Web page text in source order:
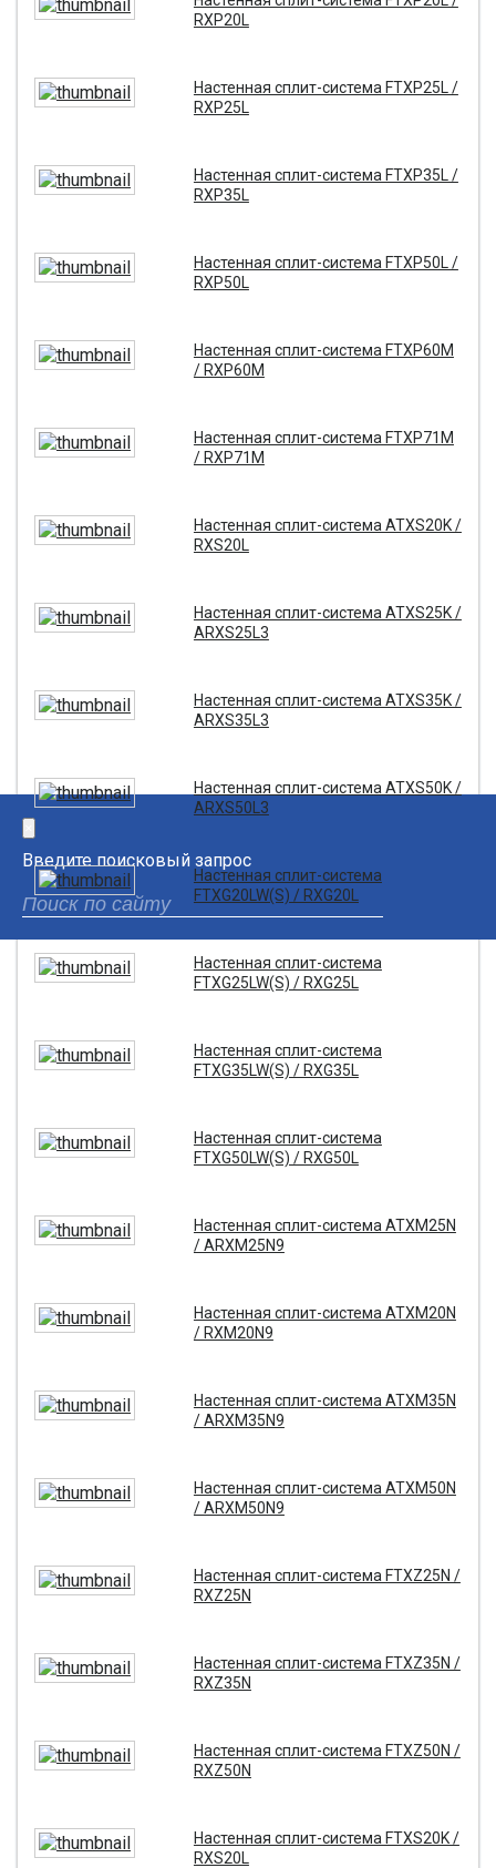
Введите поисковый запрос
RXP20L
Настенная сплит-система FTXP25L /
RXP25L
Настенная сплит-система FTXP35L /
RXP35L
Настенная сплит-система FTXP50L /
RXP50L
Настенная сплит-система FTXP60M
/ RXP60M
Настенная сплит-система FTXP71M
/ RXP71M
Настенная сплит-система ATXS20K /
RXS20L
Настенная сплит-система ATXS25K /
ARXS25L3
Настенная сплит-система ATXS35K /
ARXS35L3
Настенная сплит-система ATXS50K /
ARXS50L3
Настенная сплит-система
FTXG20LW(S) / RXG20L
Настенная сплит-система
FTXG25LW(S) / RXG25L
Настенная сплит-система
FTXG35LW(S) / RXG35L
Настенная сплит-система
FTXG50LW(S) / RXG50L
Настенная сплит-система ATXM25N
/ ARXM25N9
Настенная сплит-система ATXM20N
/ RXM20N9
Настенная сплит-система ATXM35N
/ ARXM35N9
Настенная сплит-система ATXM50N
/ ARXM50N9
Настенная сплит-система FTXZ25N /
RXZ25N
Настенная сплит-система FTXZ35N /
RXZ35N
Настенная сплит-система FTXZ50N /
RXZ50N
Настенная сплит-система FTXS20K /
RXS20L